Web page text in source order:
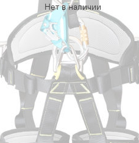
Нет в наличии